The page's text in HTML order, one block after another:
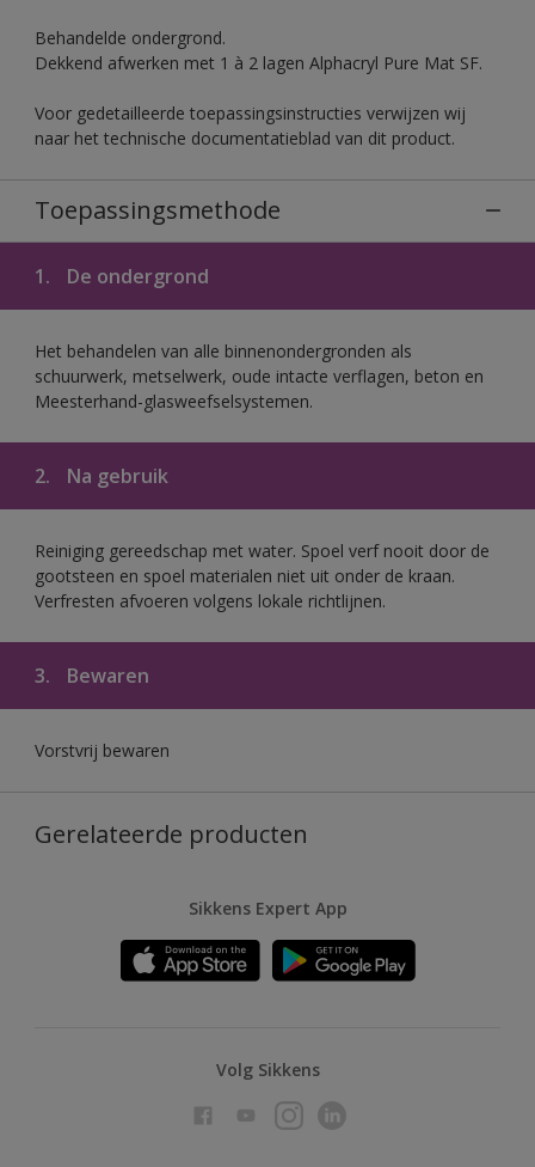
Behandelde ondergrond.
Dekkend afwerken met 1 à 2 lagen Alphacryl Pure Mat SF.
Voor gedetailleerde toepassingsinstructies verwijzen wij
naar het technische documentatieblad van dit product.
Toepassingsmethode
1. De ondergrond
Het behandelen van alle binnenondergronden als
schuurwerk, metselwerk, oude intacte verflagen, beton en
Meesterhand-glasweefselsystemen.
2. Na gebruik
Reiniging gereedschap met water. Spoel verf nooit door de
gootsteen en spoel materialen niet uit onder de kraan.
Verfresten afvoeren volgens lokale richtlijnen.
3. Bewaren
Vorstvrij bewaren
Gerelateerde producten
Sikkens Expert App
Volg Sikkens